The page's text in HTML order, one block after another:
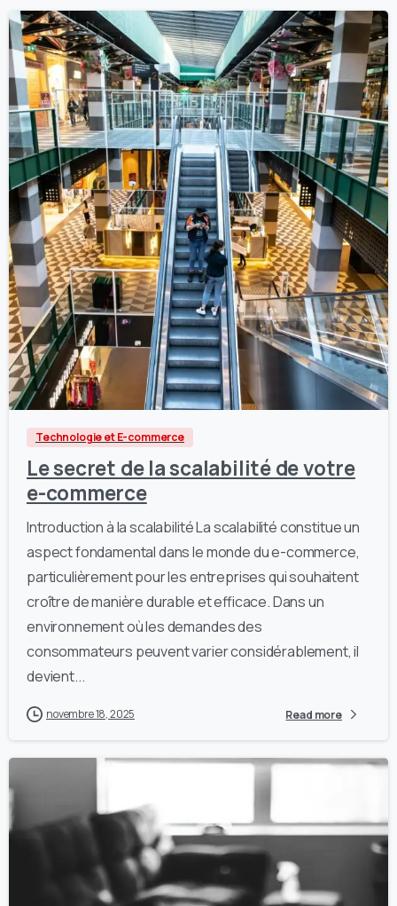
Technologie et E-commerce
Le secret de la scalabilité de votre
e-commerce
Introduction à la scalabilité La scalabilité constitue un
aspect fondamental dans le monde du e-commerce,
particulièrement pour les entreprises qui souhaitent
croître de manière durable et efficace. Dans un
environnement où les demandes des
consommateurs peuvent varier considérablement, il
devient...
novembre 18, 2025 Read more